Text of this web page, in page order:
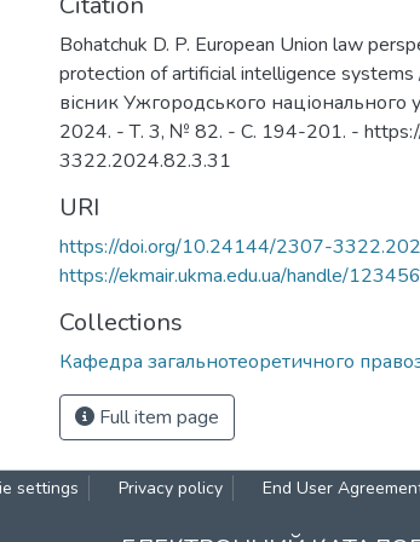
Bohatchuk D. P. European Union law
protection of artificial intelligence
вісник Ужгородського національного
2024. - Т. 3, № 82. - С. 194-201. -
3322.2024.82.3.31
URI
https://doi.org/10.24144/2307-
https://ekmair.ukma.edu.ua/handle/
Collections
Кафедра загальнотеоретичного
Full item page
settings Privacy policy End User